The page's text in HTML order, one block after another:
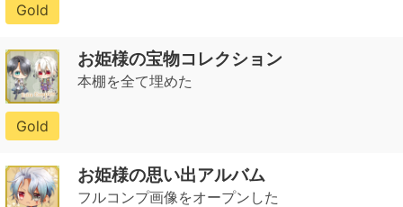
Gold
お姫様の宝物コレクション
本棚を全て埋めた
Gold
お姫様の思い出アルバム
フルコンプ画像をオープンした